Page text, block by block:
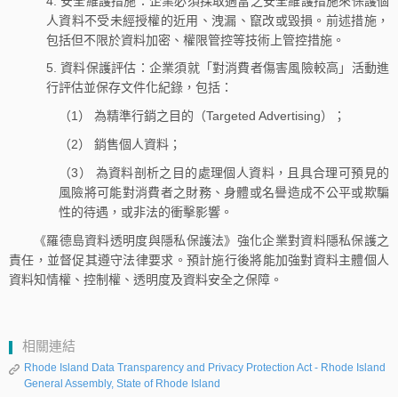
人資料不受未經授權的近用、洩漏、竄改或毀損。前述措施，
包括但不限於資料加密、權限管控等技術上管控措施。
5. 資料保護評估：企業須就「對消費者傷害風險較高」活動進
行評估並保存文件化紀錄，包括：
（1） 為精準行銷之目的（Targeted Advertising）；
（2） 銷售個人資料；
（3） 為資料剖析之目的處理個人資料，且具合理可預見的
風險將可能對消費者之財務、身體或名譽造成不公平或欺騙
性的待遇，或非法的衝擊影響。
《羅德島資料透明度與隱私保護法》強化企業對資料隱私保護之
責任，並督促其遵守法律要求。預計施行後將能加強對資料主體個人
資料知情權、控制權、透明度及資料安全之保障。
相關連結
Rhode Island Data Transparency and Privacy Protection Act - Rhode Island
General Assembly, State of Rhode Island